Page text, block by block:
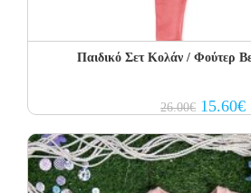
Παιδικό Σετ Κολάν / Φούτερ
26.00€ Original
price
26.00€.
15.60€